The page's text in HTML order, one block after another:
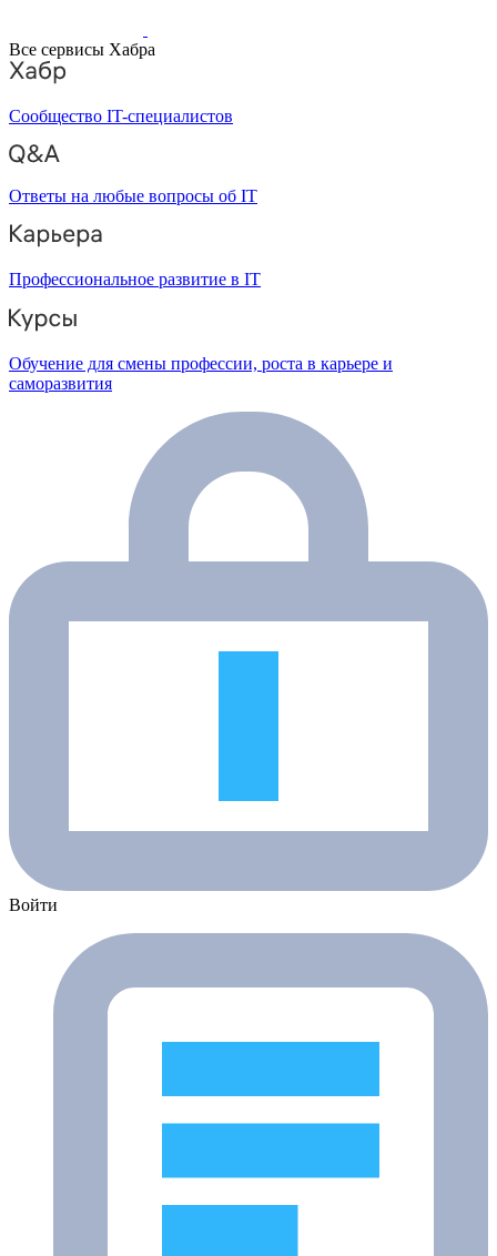
Все сервисы Хабра
Сообщество IT-специалистов
Ответы на любые вопросы об IT
Профессиональное развитие в IT
Обучение для смены профессии, роста в карьере и
саморазвития
Войти